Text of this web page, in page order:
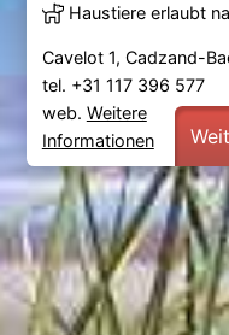
Haustiere erlaubt
Cavelot 1, Cadzand-
tel. +31 117 396 577
web. Weitere
Informationen